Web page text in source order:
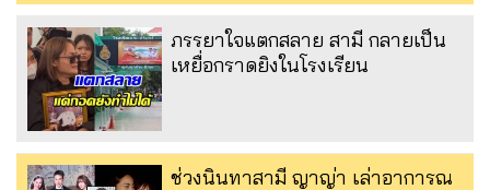
ภรรยาใจแตกสลาย สามี กลายเป็น
เหยื่อกราดยิงในโรงเรียน
ช่วงนินทาสามี ญาญ่า เล่าอาการณ